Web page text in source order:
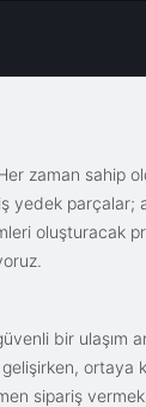
zaman sahip
parçalar;
oluşturacak
bir ulaşım
ortaya
sipariş vermek;